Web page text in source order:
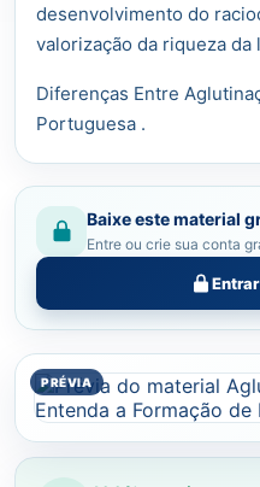
desenvolvimento do
valorização da riqueza
Diferenças Entre
Portuguesa .
Baixe este material
Entre ou crie sua conta